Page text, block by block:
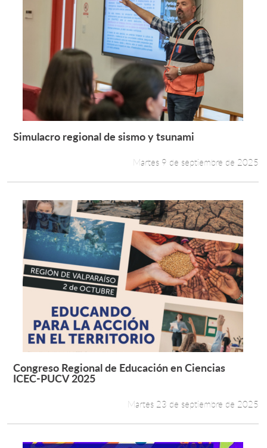
Leer más +
Simulacro regional de sismo y tsunami
Martes 9 de septiembre de 2025
Leer más +
Congreso Regional de Educación en Ciencias
ICEC-PUCV 2025
Martes 23 de septiembre de 2025